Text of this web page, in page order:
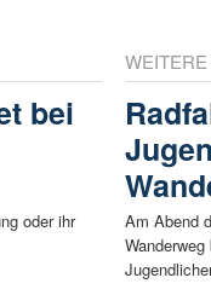
bei
oder ihr
Am Abend